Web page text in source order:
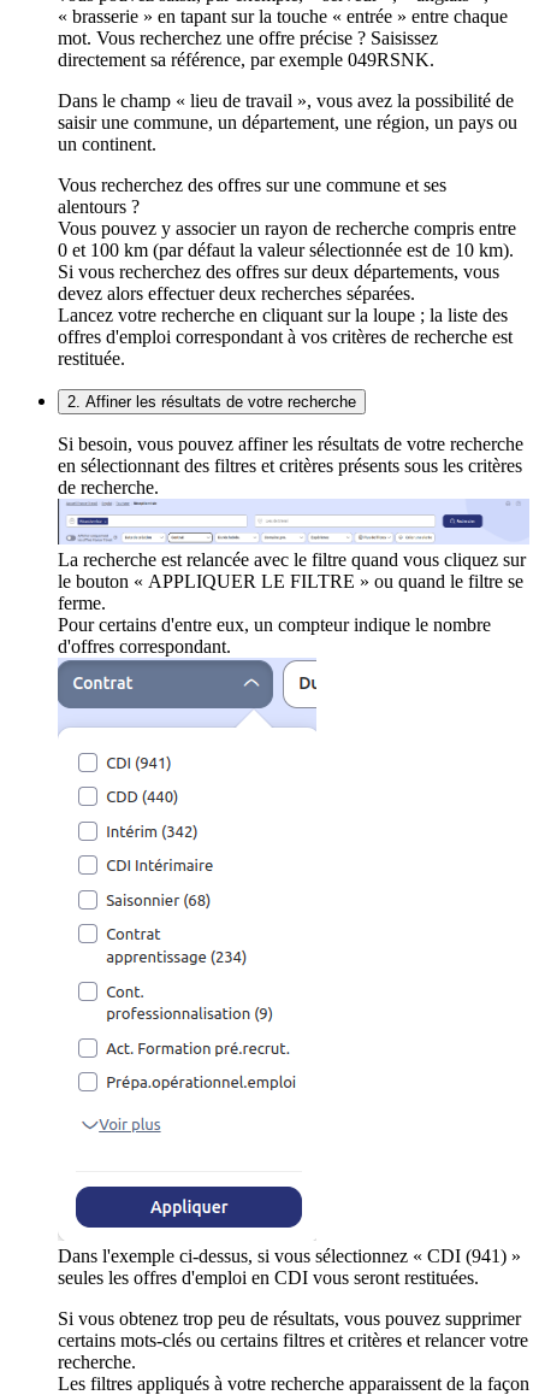
« brasserie » en tapant sur la touche « entrée » entre chaque
mot. Vous recherchez une offre précise ? Saisissez
directement sa référence, par exemple 049RSNK.
Dans le champ « lieu de travail », vous avez la possibilité de
saisir une commune, un département, une région, un pays ou
un continent.
Vous recherchez des offres sur une commune et ses
alentours ?
Vous pouvez y associer un rayon de recherche compris entre
0 et 100 km (par défaut la valeur sélectionnée est de 10 km).
Si vous recherchez des offres sur deux départements, vous
devez alors effectuer deux recherches séparées.
Lancez votre recherche en cliquant sur la loupe ; la liste des
offres d'emploi correspondant à vos critères de recherche est
restituée.
2. Affiner les résultats de votre recherche
Si besoin, vous pouvez affiner les résultats de votre recherche
en sélectionnant des filtres et critères présents sous les critères
de recherche.
La recherche est relancée avec le filtre quand vous cliquez sur
le bouton « APPLIQUER LE FILTRE » ou quand le filtre se
ferme.
Pour certains d'entre eux, un compteur indique le nombre
d'offres correspondant.
Dans l'exemple ci-dessus, si vous sélectionnez « CDI (941) »
seules les offres d'emploi en CDI vous seront restituées.
Si vous obtenez trop peu de résultats, vous pouvez supprimer
certains mots-clés ou certains filtres et critères et relancer votre
recherche.
Les filtres appliqués à votre recherche apparaissent de la façon